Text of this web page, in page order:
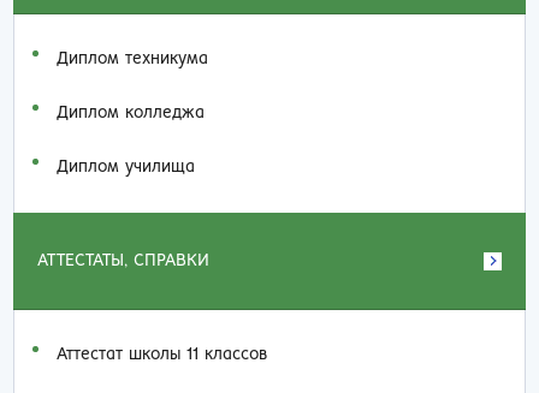
Диплом техникума
Диплом колледжа
Диплом училища
АТТЕСТАТЫ, СПРАВКИ
Аттестат школы 11 классов